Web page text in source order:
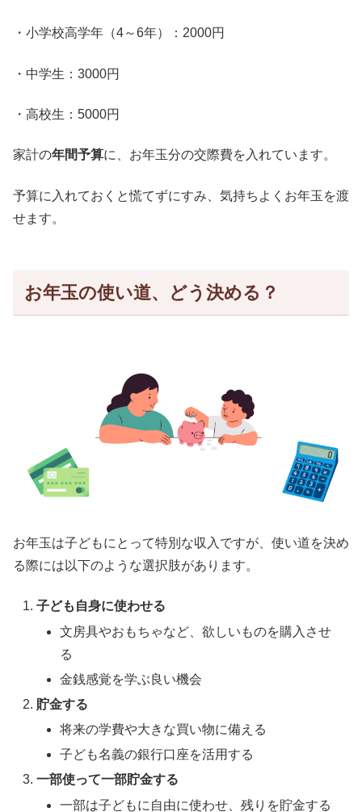
・小学校高学年（4～6年）：2000円
・中学生：3000円
・高校生：5000円
家計の年間予算に、お年玉分の交際費を入れています。
予算に入れておくと慌てずにすみ、気持ちよくお年玉を渡
せます。
お年玉の使い道、どう決める？
お年玉は子どもにとって特別な収入ですが、使い道を決め
る際には以下のような選択肢があります。
子ども自身に使わせる
文房具やおもちゃなど、欲しいものを購入させ
る
金銭感覚を学ぶ良い機会
貯金する
将来の学費や大きな買い物に備える
子ども名義の銀行口座を活用する
一部使って一部貯金する
一部は子どもに自由に使わせ、残りを貯金する